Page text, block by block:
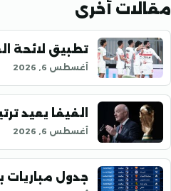
مقالات أخرى
تطبيق لائحة
أغسطس 6, 2026
الفيفا يعيد
أغسطس 6, 2026
جدول مباريات